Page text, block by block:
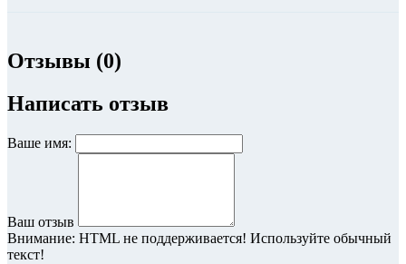
Отзывы (0)
Написать отзыв
Ваше имя:
Ваш отзыв
Внимание: HTML не поддерживается! Используйте обычный
текст!